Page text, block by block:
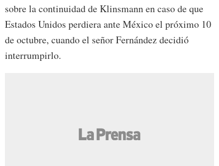
sobre la continuidad de Klinsmann en caso de que
Estados Unidos perdiera ante México el próximo 10
de octubre, cuando el señor Fernández decidió
interrumpirlo.